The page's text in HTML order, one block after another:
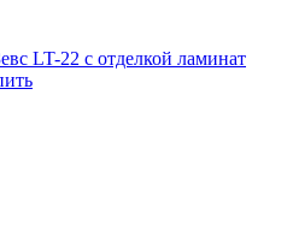
LT-22 с отделкой ламинат